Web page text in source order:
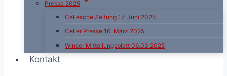
Presse 2025
Cellesche Zeitung 17. Juni 2025
Celler Presse 16. März 2025
Winser Mitteilungsblatt 06.03.2025
Kontakt